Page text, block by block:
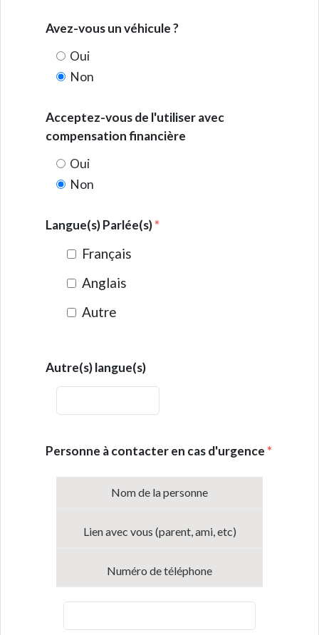
Avez-vous un véhicule ?
Oui
Non
Acceptez-vous de l'utiliser avec
compensation financière
Oui
Non
Langue(s) Parlée(s)*
Français
Anglais
Autre
Autre(s) langue(s)
Personne à contacter en cas d'urgence*
Nom de la personne
Lien avec vous (parent, ami, etc)
Numéro de téléphone